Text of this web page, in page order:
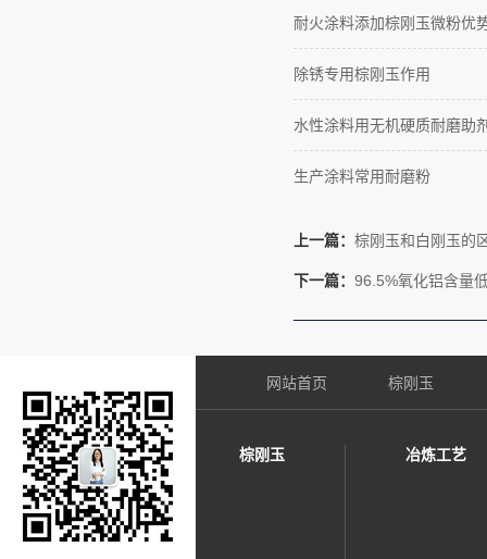
耐火涂料添加棕刚玉微粉优
除锈专用棕刚玉作用
水性涂料用无机硬质耐磨助
生产涂料常用耐磨粉
上一篇： 棕刚玉和白刚玉的
下一篇： 96.5%氧化铝含量
网站首页 棕刚玉
棕刚玉 冶炼工艺